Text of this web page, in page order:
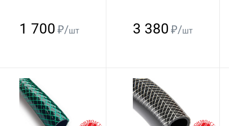
1 700 ₽/шт 3 380 ₽/шт